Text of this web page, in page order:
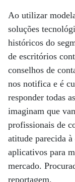
Ao utilizar
soluções
históricos do
de escritórios
conselhos de
nos notifica e é
responder todas
imaginam que
profissionais de
atitude parecida
aplicativos para
mercado.
reportagem.